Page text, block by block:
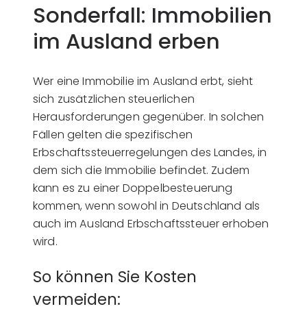
Sonderfall: Immobilien
im Ausland erben
Wer eine Immobilie im Ausland erbt, sieht
sich zusätzlichen steuerlichen
Herausforderungen gegenüber. In solchen
Fällen gelten die spezifischen
Erbschaftssteuerregelungen des Landes, in
dem sich die Immobilie befindet. Zudem
kann es zu einer Doppelbesteuerung
kommen, wenn sowohl in Deutschland als
auch im Ausland Erbschaftssteuer erhoben
wird.
So können Sie Kosten
vermeiden: